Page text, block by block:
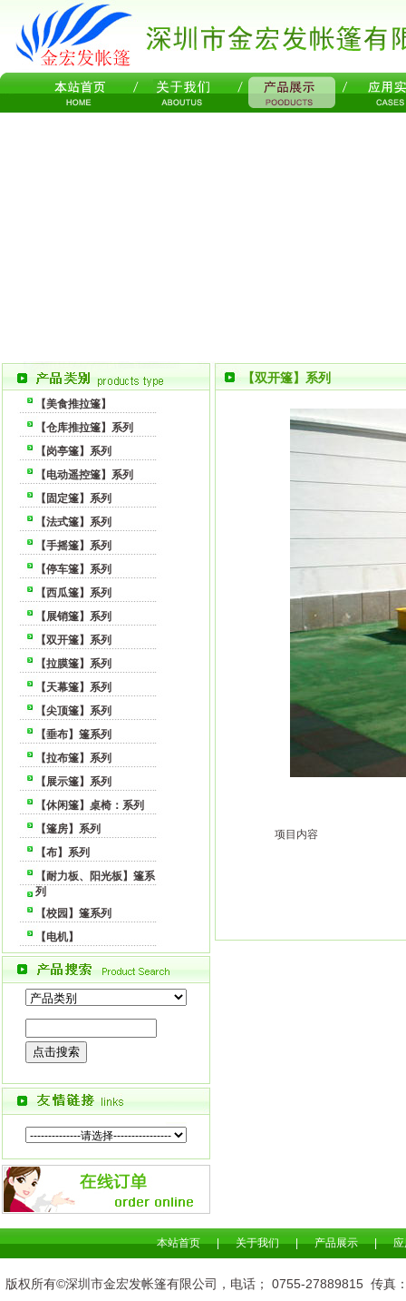
【美食推拉篷】
【仓库推拉篷】系列
【岗亭篷】系列
【电动遥控篷】系列
【固定篷】系列
【法式篷】系列
【手摇篷】系列
【停车篷】系列
【西瓜篷】系列
【展销篷】系列
【双开篷】系列
【拉膜篷】系列
【天幕篷】系列
【尖顶篷】系列
【垂布】篷系列
【拉布篷】系列
【展示篷】系列
【休闲篷】桌椅：系列
【篷房】系列
【布】系列
【耐力板、阳光板】篷系
列
【校园】篷系列
【电机】
【双开篷】系列
项目内容
本站首页|关于我们|产品展示|应
版权所有©深圳市金宏发帐篷有限公司，电话；